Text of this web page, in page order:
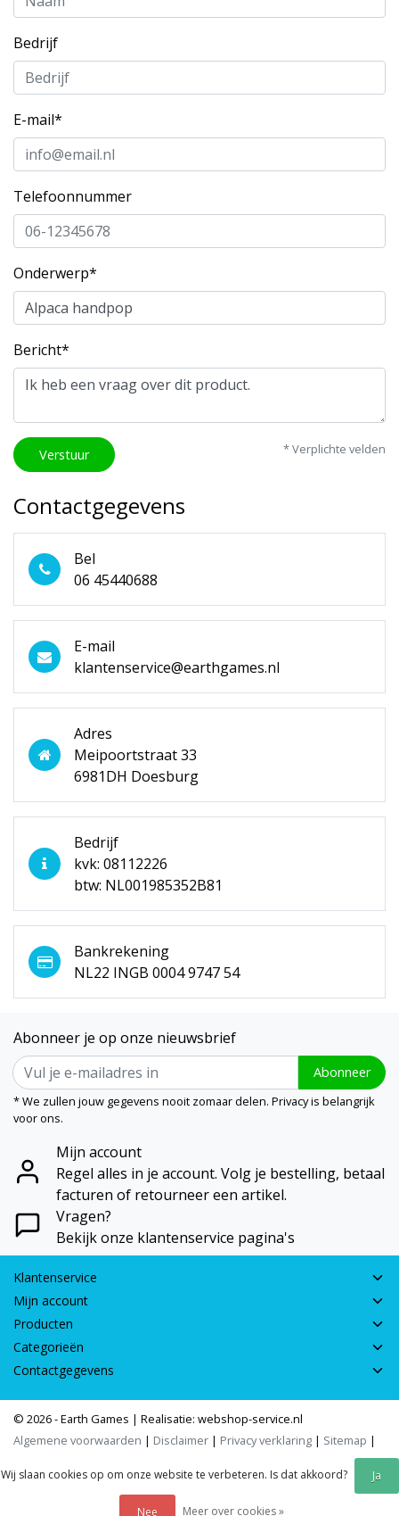
Bedrijf
E-mail*
Telefoonnummer
Onderwerp*
Bericht*
Verstuur * Verplichte velden
Contactgegevens
Bel
06 45440688
E-mail
klantenservice@earthgames.nl
Adres
Meipoortstraat 33
6981DH Doesburg
Bedrijf
kvk: 08112226
btw: NL001985352B81
Bankrekening
NL22 INGB 0004 9747 54
Abonneer je op onze nieuwsbrief
Abonneer
* We zullen jouw gegevens nooit zomaar delen. Privacy is belangrijk
voor ons.
Mijn account
Regel alles in je account. Volg je bestelling, betaal
facturen of retourneer een artikel.
Vragen?
Bekijk onze klantenservice pagina's
Klantenservice
Mijn account
Producten
Categorieën
Contactgegevens
© 2026 - Earth Games | Realisatie: webshop-service.nl
Algemene voorwaarden | Disclaimer | Privacy verklaring | Sitemap |
Wij slaan cookies op om onze website te verbeteren. Is dat akkoord? Ja
Nee Meer over cookies »